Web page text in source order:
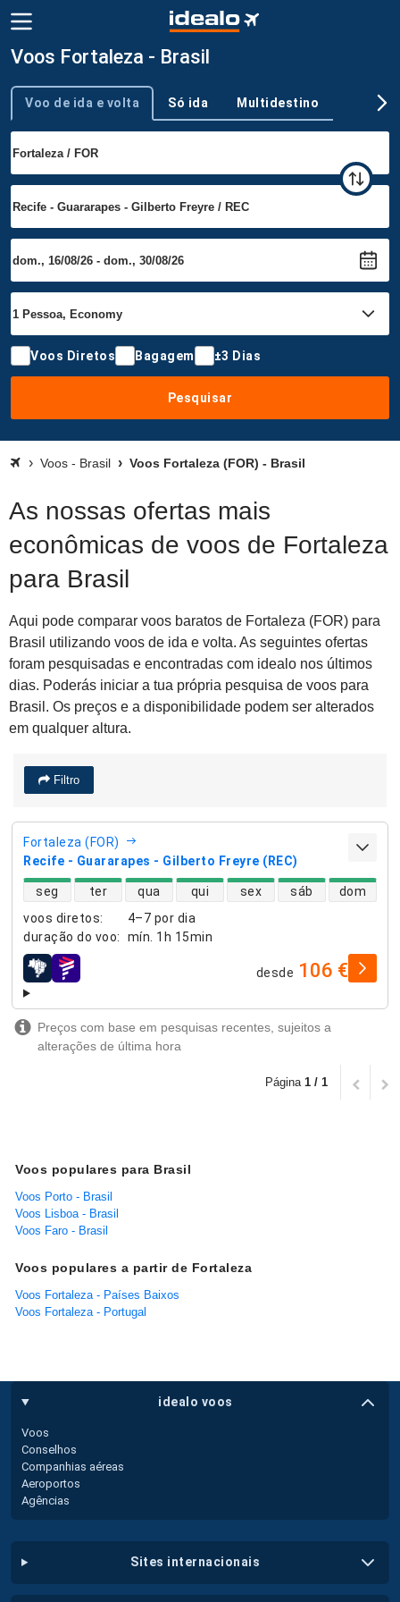
Voos Fortaleza - Brasil
Tipo de viagem
Voo de ida e volta Só ida Multidestino
Voos Diretos Bagagem ±3 Dias
Pesquisar
Voos - Brasil Voos Fortaleza (FOR) - Brasil
As nossas ofertas mais
econômicas de voos de Fortaleza
para Brasil
Aqui pode comparar voos baratos de Fortaleza (FOR) para
Brasil utilizando voos de ida e volta. As seguintes ofertas
foram pesquisadas e encontradas com idealo nos últimos
dias. Poderás iniciar a tua própria pesquisa de voos para
Brasil. Os preços e a disponibilidade podem ser alterados
em qualquer altura.
Filtro
Fortaleza (FOR)
Recife - Guararapes - Gilberto Freyre (REC)
voos diretos:
4–7 por dia
duração do voo: mín. 1h 15min
disponibilidade de voos diretos
seg ter qua qui sex sáb dom
companhias aéreas desde 106 €
Preços com base em pesquisas recentes, sujeitos a
alterações de última hora
Página 1 / 1
Voos populares para Brasil
Voos Porto - Brasil
Voos Lisboa - Brasil
Voos Faro - Brasil
Voos populares a partir de Fortaleza
Voos Fortaleza - Países Baixos
Voos Fortaleza - Portugal
idealo voos
Voos
Conselhos
Companhias aéreas
Aeroportos
Agências
sites internacionais